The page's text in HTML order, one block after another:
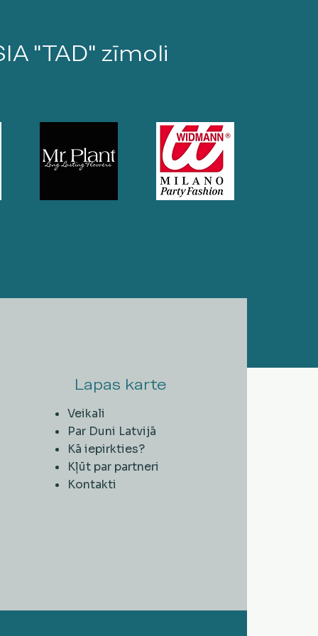
"TAD" zīmoli
Lapas karte
Veikali
Par Duni Latvijā
Kā iepirkties?
Kļūt par partneri
Kontakti